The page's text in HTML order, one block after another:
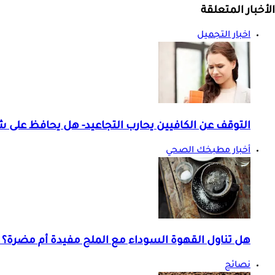
الأخبار المتعلقة
اخبار التجميل
التوقف عن الكافيين يحارب التجاعيد- هل يحافظ على
أخبار مطبخك الصحي
هل تناول القهوة السوداء مع الملح مفيدة أم
نصائح